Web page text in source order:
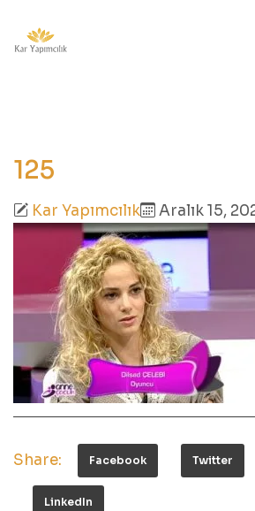
125
Kar Yapımcılık Aralık 15,
Share: Facebook Twitter
LinkedIn